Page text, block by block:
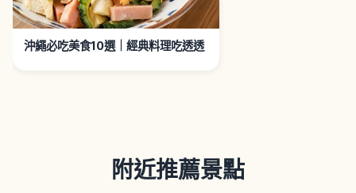
沖繩必吃美食10選｜經典料理吃透透
附近推薦景點